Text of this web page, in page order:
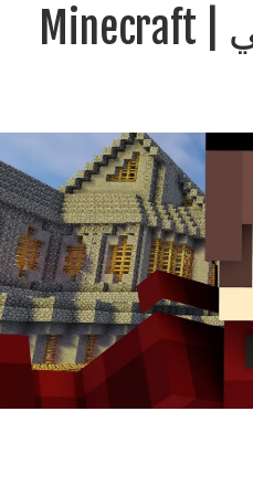
ماين كرافت مود التصوير الاحترافي | Minecraft